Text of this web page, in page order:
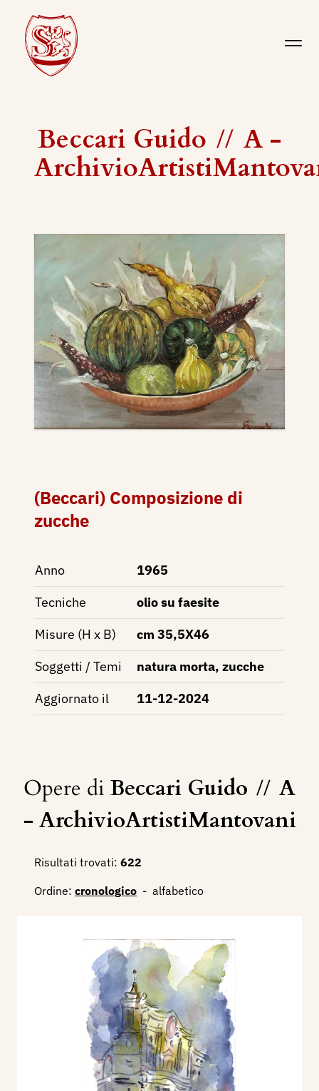
Beccari Guido // A -
(Beccari) Composizione di
zucche
Anno
1965
Tecniche
olio su faesite
Misure (H x B)
cm 35,5X46
Soggetti / Temi
natura morta, zucche
Aggiornato il
11-12-2024
Opere diBeccari Guido // A
- ArchivioArtistiMantovani
Risultati trovati: 622
Ordine: cronologico - alfabetico